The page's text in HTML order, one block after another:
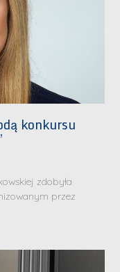
konkursu
zdobyła
przez